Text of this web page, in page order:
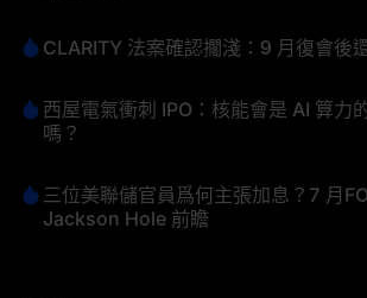
CLARITY 法案確認擱淺：9 月復會後
西屋電氣衝刺 IPO：核能會是 AI 算力
嗎？
三位美聯儲官員爲何主張加息？7 月
Jackson Hole 前瞻